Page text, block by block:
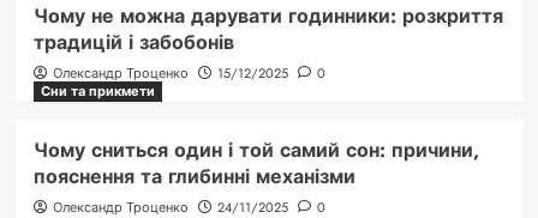
Чому не можна дарувати годинники: розкриття
традицій і забобонів
Олександр Троценко 15/12/2025
0
Сни та прикмети
Чому сниться один і той самий сон: причини,
пояснення та глибинні механізми
Олександр Троценко 24/11/2025 0